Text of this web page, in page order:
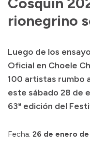
Delegaciones
Normativa
Transparencia
Presupuesto
Boletín Oficial
Consulta de
rionegrino
Luego de los
Oficial en Choele
100 artistas rumbo
este sábado 28 de
63ª edición del
Fecha: 26 de enero